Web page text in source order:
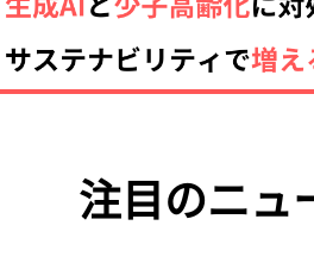
注目のニュ